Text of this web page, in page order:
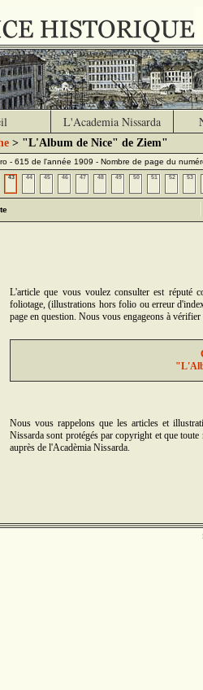
L'Academia Nissarda
> "L'Album de Nice" de Ziem"
- 615 de l'année 1909 - Nombre de page du
43 44 45 46 47 48 49 50 51 52 53
L'article que vous voulez consulter est réputé
foliotage, (illustrations hors folio ou erreur
page en question. Nous vous engageons à
Nous vous rappelons que les articles et
Nissarda sont protégés par copyright et que
auprès de l'Acadèmia Nissarda.